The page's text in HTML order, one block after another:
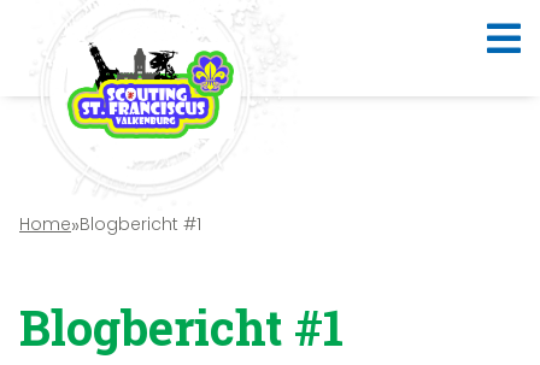
Home»Blogbericht #1
Blogbericht #1